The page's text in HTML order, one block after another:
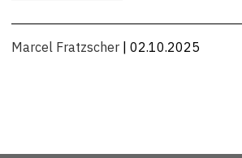
Marcel Fratzscher | 02.10.2025